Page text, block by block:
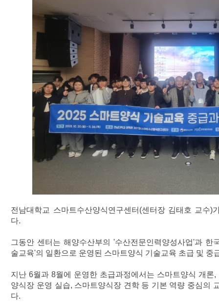
전남대학교 스마트수산양식연구센터(센터장 김태호 교수)
다.
그동안 센터는 해양수산부의 '수산전문인력양성사업'과 한
술교육'의 일환으로 운영된 스마트양식 기술교육 초급 및 중
지난 6월과 8월에 운영한 초급과정에서는 스마트양식 개론
양식장 운영 실습, 스마트양식장 견학 등 기본 역량 중심의
다.